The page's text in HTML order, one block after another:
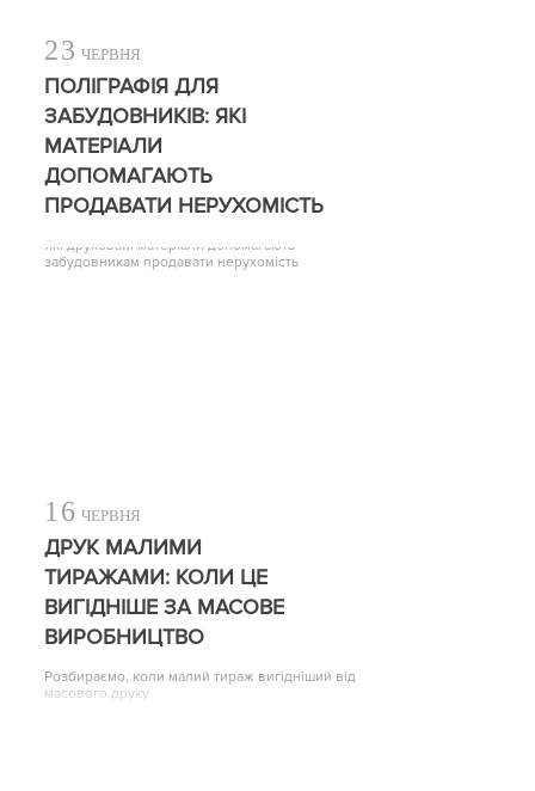
23 ЧЕРВНЯ
ПОЛІГРАФІЯ ДЛЯ
ЗАБУДОВНИКІВ: ЯКІ
МАТЕРІАЛИ
ДОПОМАГАЮТЬ
ПРОДАВАТИ НЕРУХОМІСТЬ
Які друковані матеріали допомагають
забудовникам продавати нерухомість
16 ЧЕРВНЯ
ДРУК МАЛИМИ
ТИРАЖАМИ: КОЛИ ЦЕ
ВИГІДНІШЕ ЗА МАСОВЕ
ВИРОБНИЦТВО
Розбираємо, коли малий тираж вигідніший від
масового друку